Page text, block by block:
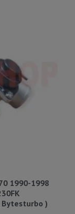
1990-1998
Bytesturbo )